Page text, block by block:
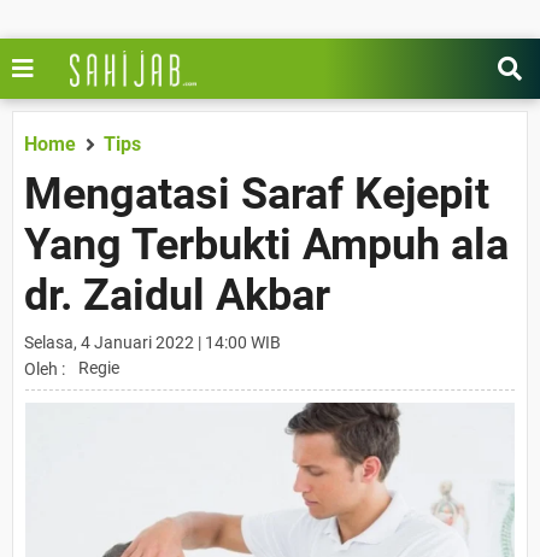
Home Tips
Mengatasi Saraf Kejepit
Yang Terbukti Ampuh ala
dr. Zaidul Akbar
Selasa, 4 Januari 2022 | 14:00 WIB
Oleh :
Regie